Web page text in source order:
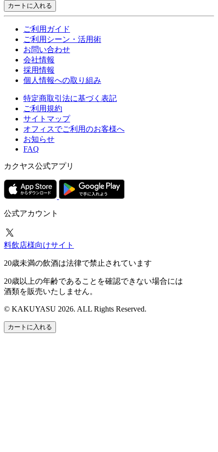
カートに入れる
ご利用ガイド
ご利用シーン・活用術
お問い合わせ
会社情報
採用情報
個人情報への取り組み
特定商取引法に基づく表記
ご利用規約
サイトマップ
オフィスでご利用のお客様へ
お知らせ
FAQ
カクヤス公式アプリ
公式アカウント
料飲店様向けサイト
20歳未満の飲酒は法律で禁止されています
20歳以上の年齢であることを確認できない場合には
酒類を販売いたしません。
© KAKUYASU 2026. ALL Rights Reserved.
カートに入れる